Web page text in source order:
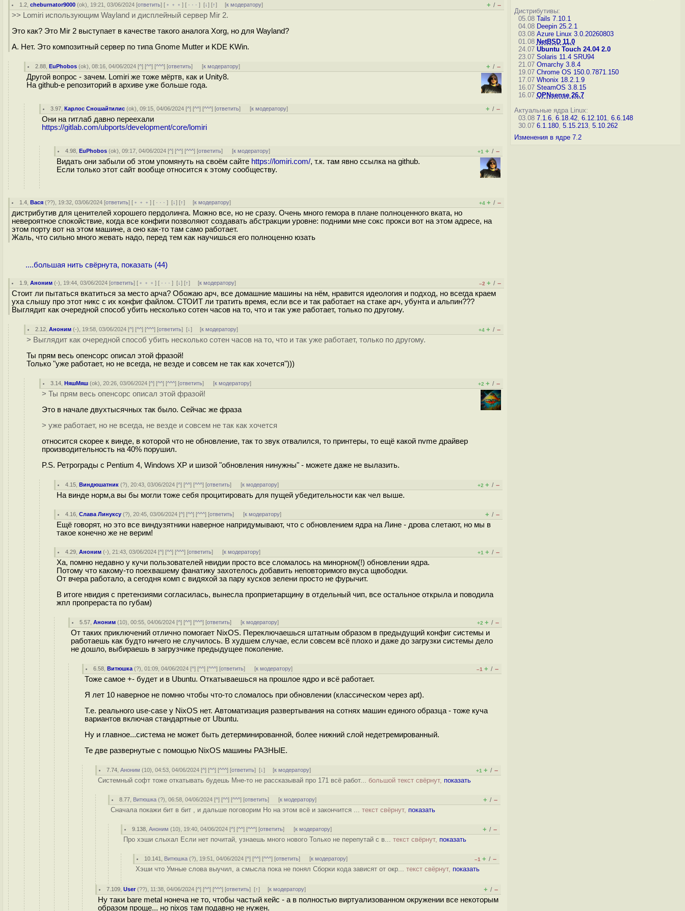
1.2 ,cheburnator9000 (ok), 19:21, 03/06/2024 [ответить] [ ﹢﹢﹢] [ · · ·][↓] [↑] [к модератору] + / –
>> Lomiri использующим Wayland и дисплейный сервер Mir 2.
Это как? Это Mir 2 выступает в качестве такого аналога Xorg, но для Wayland?
А. Нет. Это композитный сервер по типа Gnome Mutter и KDE KWin.
2.88 ,EuPhobos (ok), 08:16, 04/06/2024 [^] [^^] [^^^] [ответить] [к модератору] + / –
Другой вопрос - зачем. Lomiri же тоже мёртв, как и Unity8.
На github-е репозиторий в архиве уже больше года.
3.97 ,Карлос Сношайтилис (ok), 09:15, 04/06/2024 [^] [^^] [^^^] [ответить] [к модератору] + / –
Они на гитлаб давно переехали
https://gitlab.com/ubports/development/core/lomiri
4.98 ,EuPhobos (ok), 09:17, 04/06/2024 [^] [^^] [^^^] [ответить] [к модератору] +1 + / –
Видать они забыли об этом упомянуть на своём сайте https://lomiri.com/, т.к. там явно ссылка на github.
Если только этот сайт вообще относится к этому сообществу.
1.4 ,Вася (??), 19:32, 03/06/2024 [ответить] [ ﹢﹢﹢] [ · · ·][↓] [↑] [к модератору] +4 + / –
дистрибутив для ценителей хорошего пердолинга. Можно все, но не сразу. Очень много гемора в плане полноценного вката, но
невероятное спокойствие, когда все конфиги позволяют создавать абстракции уровне: подними мне сокс прокси вот на этом адресе, на
этом порту вот на этом машине, а оно как-то там само работает.
Жаль, что сильно много жевать надо, перед тем как научишься его полноценно юзать
....большая нить свёрнута, показать (44)
1.9 ,Аноним (-), 19:44, 03/06/2024 [ответить] [ ﹢﹢﹢] [ · · ·][↓] [↑] [к модератору] –2 + / –
Стоит ли пытаться вкатиться за место арча? Обожаю арч, все домашние машины на нём, нравится идеология и подход, но всегда краем
уха слышу про этот никс с их конфиг файлом. СТОИТ ли тратить время, если все и так работает на стаке арч, убунта и альпин???
Выглядит как очередной способ убить несколько сотен часов на то, что и так уже работает, только по другому.
2.12 ,Аноним (-), 19:58, 03/06/2024 [^] [^^] [^^^] [ответить][↓] [к модератору] +4 + / –
> Выглядит как очередной способ убить несколько сотен часов на то, что и так уже работает, только по другому.
Ты прям весь опенсорс описал этой фразой!
Только "уже работает, но не всегда, не везде и совсем не так как хочется")))
3.14 ,НяшМяш (ok), 20:26, 03/06/2024 [^] [^^] [^^^] [ответить] [к модератору] +2 + / –
> Ты прям весь опенсорс описал этой фразой!
Это в начале двухтысячных так было. Сейчас же фраза
> уже работает, но не всегда, не везде и совсем не так как хочется
относится скорее к винде, в которой что не обновление, так то звук отвалился, то принтеры, то ещё какой nvme драйвер
производительность на 40% порушил.
P.S. Ретрограды с Pentium 4, Windows XP и шизой "обновления нинужны" - можете даже не вылазить.
4.15 ,Виндюшатник (?), 20:43, 03/06/2024 [^] [^^] [^^^] [ответить] [к модератору] +2 + / –
На винде норм,а вы бы могли тоже себя процитировать для пущей убедительности как чел выше.
4.16 ,Слава Линуксу (?), 20:45, 03/06/2024 [^] [^^] [^^^] [ответить] [к модератору] + / –
Ещё говорят, но это все виндузятники наверное напридумывают, что с обновлением ядра на Лине - дрова слетают, но мы в
такое конечно же не верим!
4.29 ,Аноним (-), 21:43, 03/06/2024 [^] [^^] [^^^] [ответить] [к модератору] +1 + / –
Ха, помню недавно у кучи пользователей нвидии просто все сломалось на минорном(!) обновлении ядра.
Потому что какому-то поехвашему фанатику захотелось добавить неповторимого вкуса щвободки.
От вчера работало, а сегодня комп с видяхой за пару кусков зелени просто не фурычит.
В итоге нвидия с претензиями согласилась, вынесла проприетарщину в отдельный чип, все остальное открыла и поводила
жпл пропрераста по губам)
5.57 ,Аноним (10), 00:55, 04/06/2024 [^] [^^] [^^^] [ответить] [к модератору] +2 + / –
От таких приключений отлично помогает NixOS. Переключаешься штатным образом в предыдущий конфиг системы и
работаешь как будто ничего не случилось. В худшем случае, если совсем всё плохо и даже до загрузки системы дело
не дошло, выбираешь в загрузчике предыдущее поколение.
6.58 ,Витюшка (?), 01:09, 04/06/2024 [^] [^^] [^^^] [ответить] [к модератору] –1 + / –
Тоже самое +- будет и в Ubuntu. Откатываешься на прошлое ядро и всё работает.
Я лет 10 наверное не помню чтобы что-то сломалось при обновлении (классическом через apt).
Т.е. реального use-case у NixOS нет. Автоматизация развертывания на сотнях машин единого образца - тоже куча
вариантов включая стандартные от Ubuntu.
Ну и главное...система не может быть детерминированной, более нижний слой недетремированный.
Те две развернутые с помощью NixOS машины РАЗНЫЕ.
7.74 ,Аноним (10), 04:53, 04/06/2024 [^] [^^] [^^^] [ответить][↓] [к модератору] +1 + / –
Системный софт тоже откатывать будешь Мне-то не рассказывай про 171 всё работ... большой текст свёрнут, показать
8.77 Витюшка (?), 06:58, 04/06/2024 [^] [^^] [^^^] [ответить] [к модератору] + / –
Сначала покажи бит в бит , и дальше поговорим Но на этом всё и закончится ... текст свёрнут, показать
9.138 ,Аноним (10), 19:40, 04/06/2024 [^] [^^] [^^^] [ответить] [к модератору] + / –
Про хэши слыхал Если нет почитай, узнаешь много нового Только не перепутай с в... текст свёрнут, показать
10.141 Витюшка (?), 19:51, 04/06/2024 [^] [^^] [^^^] [ответить] [к модератору] –1 + / –
Хэши что Умные слова выучил, а смысла пока не понял Сборки кода зависят от окр... текст свёрнут, показать
7.109 ,User(??), 11:38, 04/06/2024 [^] [^^] [^^^] [ответить][↑] [к модератору] + / –
Ну таки bare metal нонеча не то, чтобы частый кейс - а в полностью виртуализованном окружении все некоторым
образом проще... но nixos там подавно не нужен.
Дистрибутивы:
05.08 Tails 7.10.1
04.08 Deepin 25.2.1
03.08 Azure Linux 3.0.20260803
01.08 NetBSD 11.0
24.07 Ubuntu Touch 24.04 2.0
23.07 Solaris 11.4 SRU94
21.07 Omarchy 3.8.4
19.07 Chrome OS 150.0.7871.150
17.07 Whonix 18.2.1.9
16.07 SteamOS 3.8.15
16.07 OPNsense 26.7
Актуальные ядра Linux:
03.08 7.1.6, 6.18.42, 6.12.101, 6.6.148
30.07 6.1.180, 5.15.213, 5.10.262
Изменения в ядре 7.2